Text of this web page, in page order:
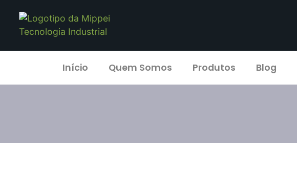
Início Quem Somos Produtos Blog